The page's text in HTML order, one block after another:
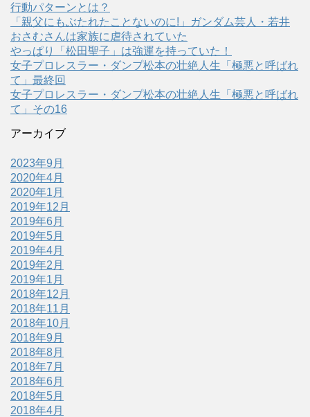
行動パターンとは？
「親父にもぶたれたことないのに!」ガンダム芸人・若井
おさむさんは家族に虐待されていた
やっぱり「松田聖子」は強運を持っていた！
女子プロレスラー・ダンプ松本の壮絶人生「極悪と呼ばれ
て」最終回
女子プロレスラー・ダンプ松本の壮絶人生「極悪と呼ばれ
て」その16
アーカイブ
2023年9月
2020年4月
2020年1月
2019年12月
2019年6月
2019年5月
2019年4月
2019年2月
2019年1月
2018年12月
2018年11月
2018年10月
2018年9月
2018年8月
2018年7月
2018年6月
2018年5月
2018年4月